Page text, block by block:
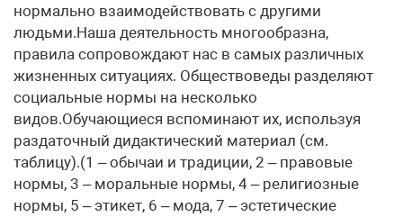
нормально взаимодействовать с другими
людьми.Наша деятельность многообразна,
правила сопровождают нас в самых различных
жизненных ситуациях. Обществоведы разделяют
социальные нормы на несколько
видов.Обучающиеся вспоминают их, используя
раздаточный дидактический материал (см.
таблицу).(1 – обычаи и традиции, 2 – правовые
нормы, 3 – моральные нормы, 4 – религиозные
нормы, 5 – этикет, 6 – мода, 7 – эстетические